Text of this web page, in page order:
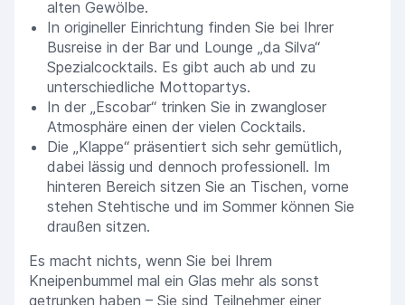
alten Gewölbe.
In origineller Einrichtung finden Sie bei Ihrer
Busreise in der Bar und Lounge „da Silva“
Spezialcocktails. Es gibt auch ab und zu
unterschiedliche Mottopartys.
In der „Escobar“ trinken Sie in zwangloser
Atmosphäre einen der vielen Cocktails.
Die „Klappe“ präsentiert sich sehr gemütlich,
dabei lässig und dennoch professionell. Im
hinteren Bereich sitzen Sie an Tischen, vorne
stehen Stehtische und im Sommer können Sie
draußen sitzen.
Es macht nichts, wenn Sie bei Ihrem
Kneipenbummel mal ein Glas mehr als sonst
getrunken haben – Sie sind Teilnehmer einer